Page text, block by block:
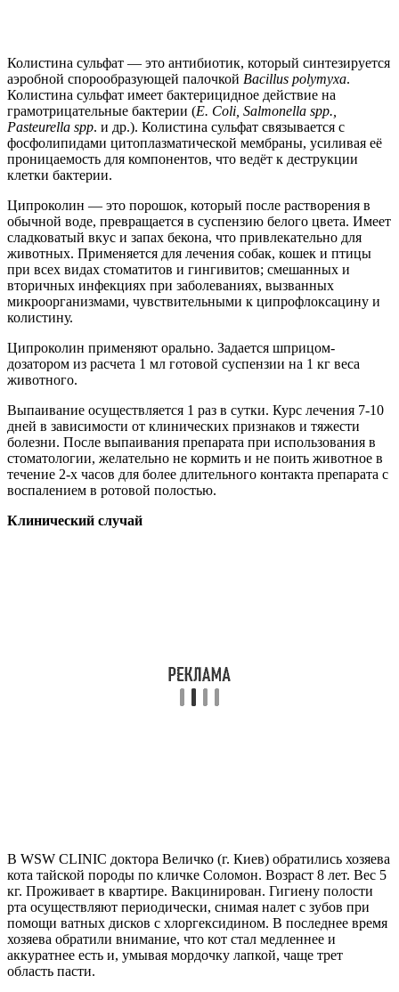
Колистина сульфат — это антибиотик, который синтезируется
аэробной спорообразующей палочкой Bacillus polymyxa.
Колистина сульфат имеет бактерицидное действие на
грамотрицательные бактерии (E. Coli, Salmonella spp.,
Pasteurella spp. и др.). Колистина сульфат связывается с
фосфолипидами цитоплазматической мембраны, усиливая её
проницаемость для компонентов, что ведёт к деcтрукции
клетки бактерии.
Ципроколин — это порошок, который после растворения в
обычной воде, превращается в суспензию белого цвета. Имеет
сладковатый вкус и запах бекона, что привлекательно для
животных. Применяется для лечения собак, кошек и птицы
при всех видах стоматитов и гингивитов; смешанных и
вторичных инфекциях при заболеваниях, вызванных
микроорганизмами, чувствительными к ципрофлоксацину и
колистину.
Ципроколин применяют орально. Задается шприцом-
дозатором из расчета 1 мл готовой суспензии на 1 кг веса
животного.
Выпаивание осуществляется 1 раз в сутки. Курс лечения 7-10
дней в зависимости от клинических признаков и тяжести
болезни. После выпаивания препарата при использования в
стоматологии, желательно не кормить и не поить животное в
течение 2-х часов для более длительного контакта препарата с
воспалением в ротовой полостью.
Клинический случай
В WSW CLINIC доктора Величко (г. Киев) обратились хозяева
кота тайской породы по кличке Соломон. Возраст 8 лет. Вес 5
кг. Проживает в квартире. Вакцинирован. Гигиену полости
рта осуществляют периодически, снимая налет с зубов при
помощи ватных дисков с хлоргексидином. В последнее время
хозяева обратили внимание, что кот стал медленнее и
аккуратнее есть и, умывая мордочку лапкой, чаще трет
область пасти.